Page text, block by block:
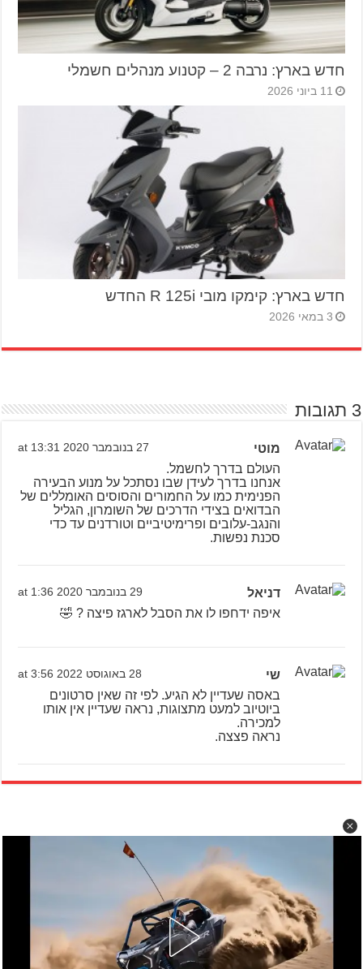
חדש בארץ: נרבה 2 – קטנוע מנהלים חשמלי
11 ביוני 2026
חדש בארץ: קימקו מובי R 125i החדש
3 במאי 2026
3 תגובות
מוטי 27 בנובמבר 2020 at 13:31
העולם בדרך לחשמל.
אנחנו בדרך לעידן שבו נסתכל על מנוע הבעירה
הפנימית כמו על החמורים והסוסים האומללים של
הבדואים בצידי הדרכים של השומרון, הגליל
והנגב-עלובים ופרימיטיביים וטורדנים עד כדי
סכנת נפשות.
דניאל 29 בנובמבר 2020 at 1:36
איפה ידחפו לו את הסבל לארגז פיצה ? 🤣
שי 28 באוגוסט 2022 at 3:56
באסה שעדיין לא הגיע. לפי זה שאין סרטונים
ביוטיוב למעט מתצוגות, נראה שעדיין אין אותו
למכירה.
נראה פצצה.